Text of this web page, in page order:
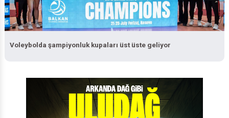
Voleybolda şampiyonluk kupaları üst üste geliyor